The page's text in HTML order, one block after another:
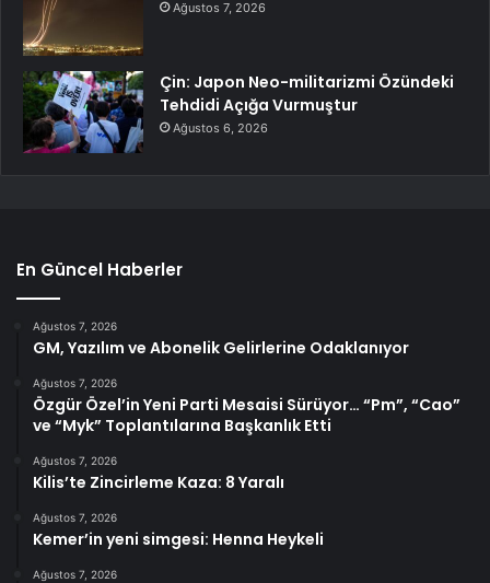
Ağustos 7, 2026
Çin: Japon Neo-militarizmi Özündeki
Tehdidi Açığa Vurmuştur
Ağustos 6, 2026
En Güncel Haberler
Ağustos 7, 2026
GM, Yazılım ve Abonelik Gelirlerine Odaklanıyor
Ağustos 7, 2026
Özgür Özel’in Yeni Parti Mesaisi Sürüyor… “Pm”, “Cao”
ve “Myk” Toplantılarına Başkanlık Etti
Ağustos 7, 2026
Kilis’te Zincirleme Kaza: 8 Yaralı
Ağustos 7, 2026
Kemer’in yeni simgesi: Henna Heykeli
Ağustos 7, 2026